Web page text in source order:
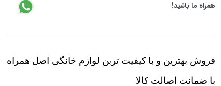
همراه ما باشید!
فروش بهترین و با کیفیت ترین لوازم خانگی اصل همراه
با ضمانت اصالت کالا